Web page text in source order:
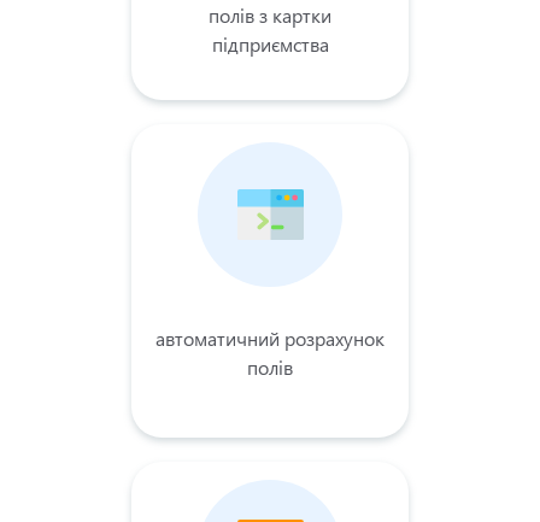
полів з ​​картки
підприємства
автоматичний розрахунок
полів